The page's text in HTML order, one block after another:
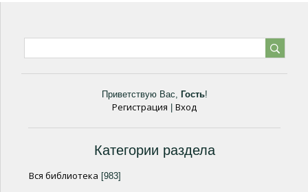
Приветствую Вас, Гость!
Регистрация Вход
Категории раздела
Вся библиотека [983]